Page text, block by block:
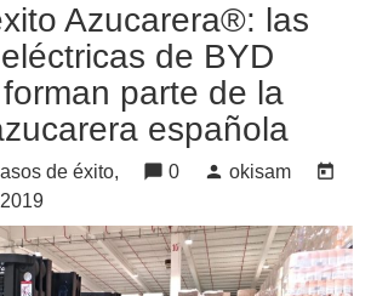
Azucarera®: las
de BYD
parte de la
española
de éxito, chat_bubble 0 person okisam
today